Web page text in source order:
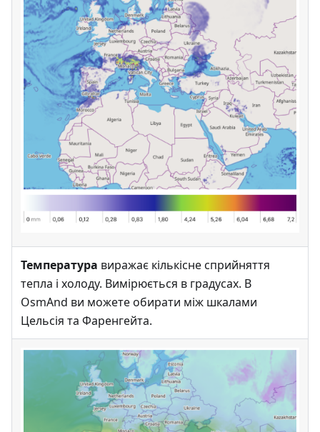
Температура виражає кількісне сприйняття
тепла і холоду. Вимірюється в градусах. В
OsmAnd ви можете обирати між шкалами
Цельсія та Фаренгейта.